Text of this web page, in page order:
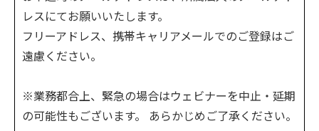
レスにてお願いいたします。
フリーアドレス、携帯キャリアメールでのご登録はご
遠慮ください。
※業務都合上、緊急の場合はウェビナーを中止・延期
の可能性もございます。 あらかじめご了承ください。